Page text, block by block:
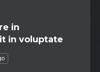
in
in voluptate